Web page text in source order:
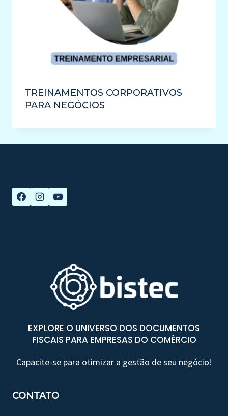
TREINAMENTOS CORPORATIVOS
PARA NEGÓCIOS
EXPLORE O UNIVERSO DOS DOCUMENTOS
FISCAIS PARA EMPRESAS DO COMÉRCIO
Capacite-se para otimizar a gestão de seu negócio!
CONTATO